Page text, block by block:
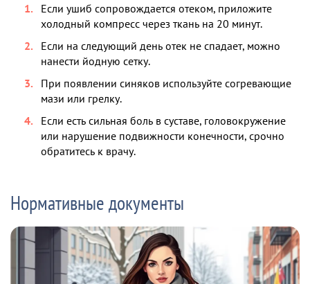
Если ушиб сопровождается отеком, приложите
холодный компресс через ткань на 20 минут.
Если на следующий день отек не спадает, можно
нанести йодную сетку.
При появлении синяков используйте согревающие
мази или грелку.
Если есть сильная боль в суставе, головокружение
или нарушение подвижности конечности, срочно
обратитесь к врачу.
Нормативные документы